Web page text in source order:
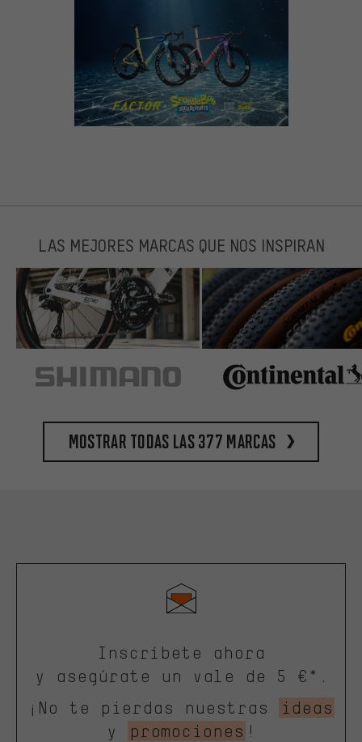
LAS MEJORES MARCAS QUE NOS INSPIRAN
Mostrar todas las 377 marcas
Inscríbete ahora
y asegúrate un vale de 5 €*.
¡No te pierdas nuestras
ideas
y
promociones !